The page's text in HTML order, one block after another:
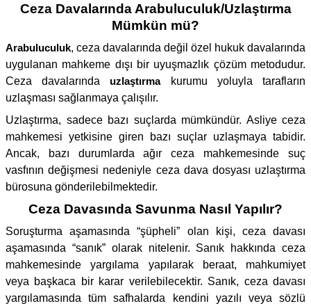
Ceza Davalarında Arabuluculuk/Uzlaştırma
Mümkün mü?
Arabuluculuk, ceza davalarında değil özel hukuk davalarında
uygulanan mahkeme dışı bir uyuşmazlık çözüm metodudur.
Ceza davalarında uzlaştırmakurumu yoluyla tarafların
uzlaşması sağlanmaya çalışılır.
Uzlaştırma, sadece bazı suçlarda mümkündür. Asliye ceza
mahkemesi yetkisine giren bazı suçlar uzlaşmaya tabidir.
Ancak, bazı durumlarda ağır ceza mahkemesinde suç
vasfının değişmesi nedeniyle ceza dava dosyası uzlaştırma
bürosuna gönderilebilmektedir.
Ceza Davasında Savunma Nasıl Yapılır?
Soruşturma aşamasında “şüpheli” olan kişi, ceza davası
aşamasında “sanık” olarak nitelenir. Sanık hakkında ceza
mahkemesinde yargılama yapılarak beraat, mahkumiyet
veya başkaca bir karar verilebilecektir. Sanık, ceza davası
yargılamasında tüm safhalarda kendini yazılı veya sözlü